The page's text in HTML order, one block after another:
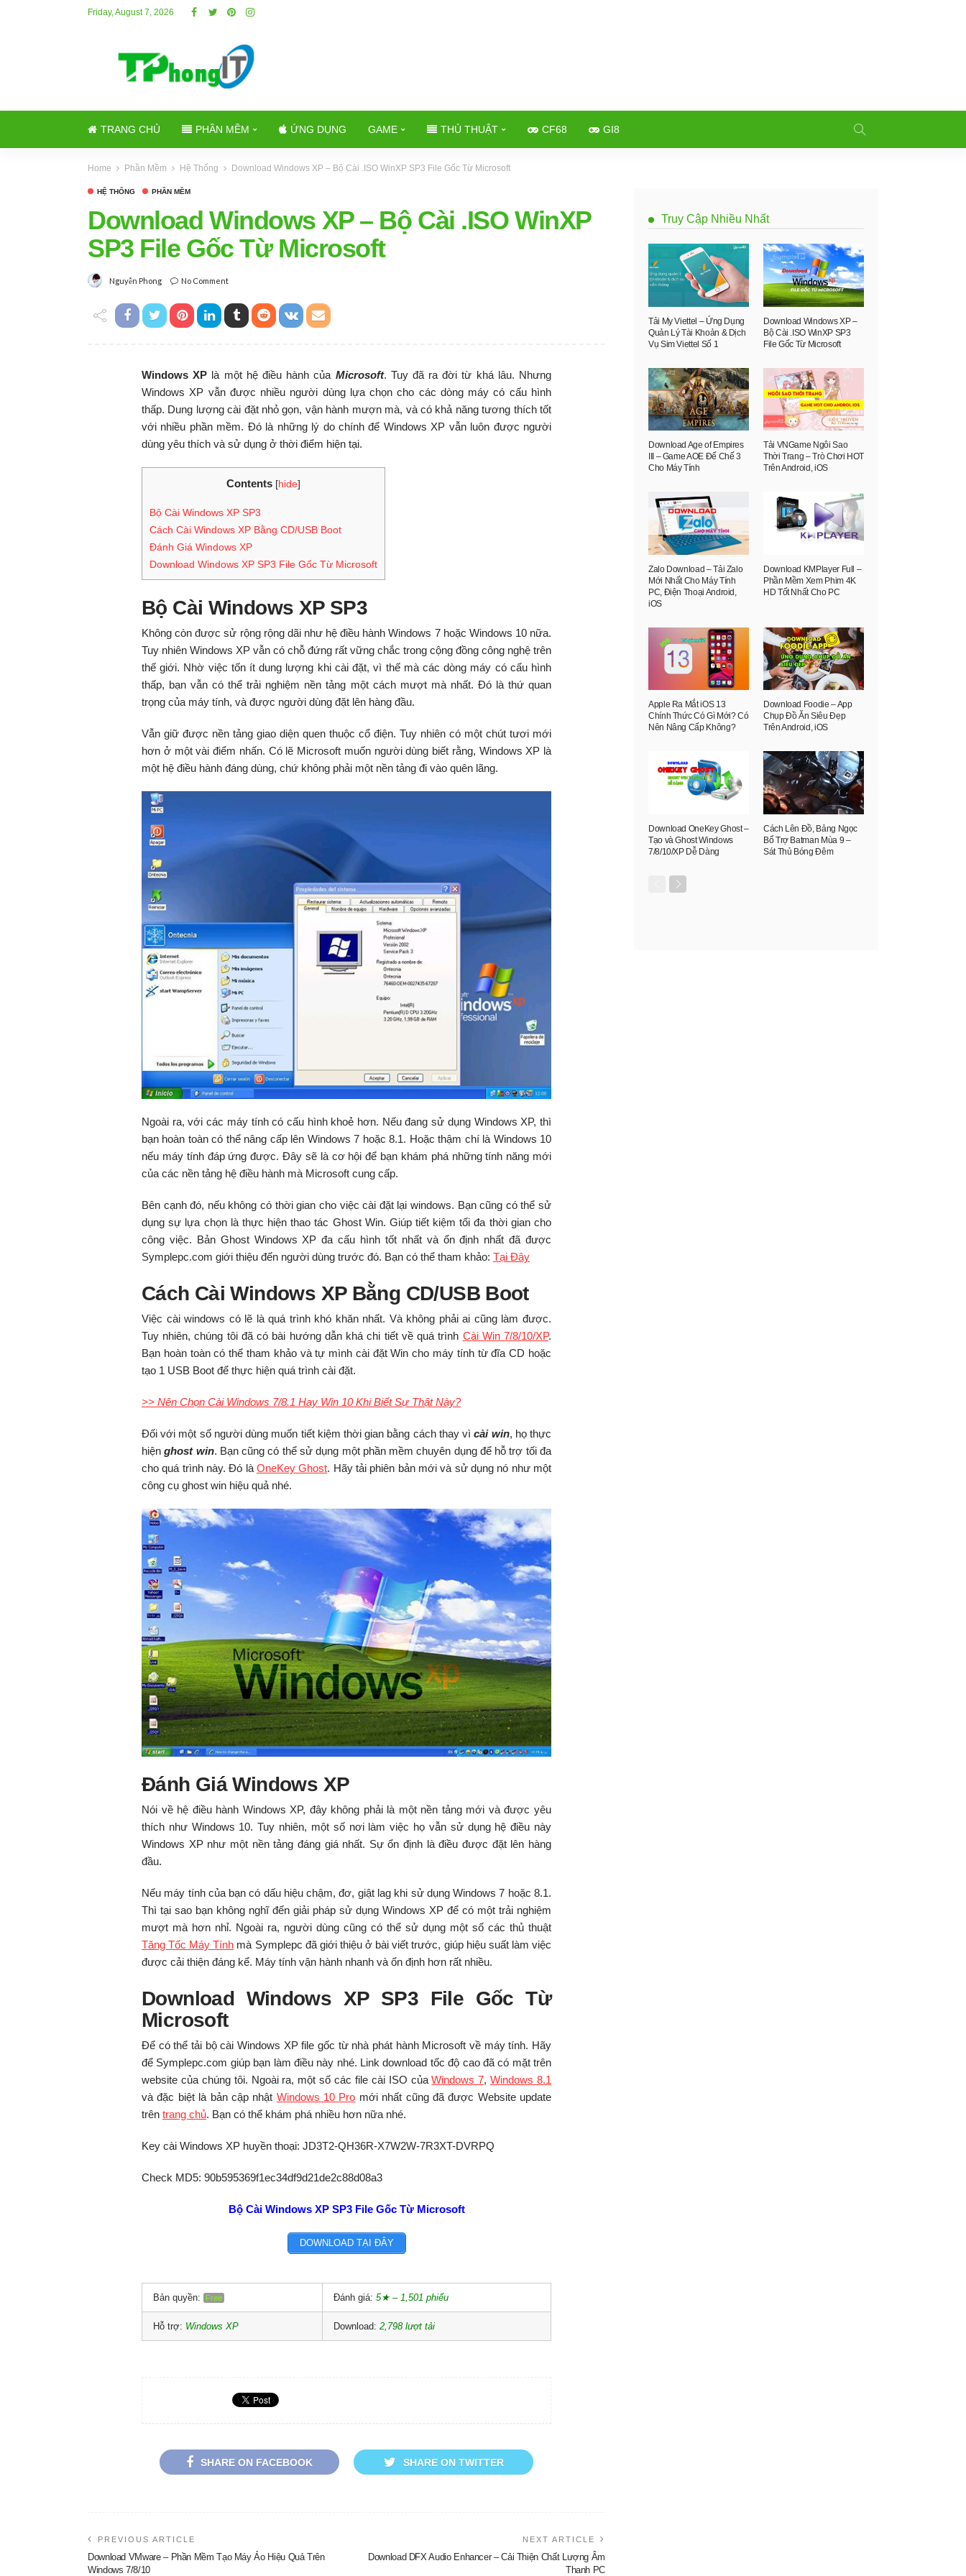
Friday, August 7, 2026
TRANG CHỦ PHẦN MỀM ỨNG DỤNG GAME THỦ THUẬT CF68 GI8
Home Phần Mềm Hệ Thống Download Windows XP – Bộ Cài .ISO WinXP SP3 File Gốc Từ Microsoft
HỆ THỐNG PHẦN MỀM
Download Windows XP – Bộ Cài .ISO WinXP
SP3 File Gốc Từ Microsoft
Nguyễn Phong No Comment
Windows XP là một hệ điều hành của Microsoft. Tuy đã ra đời từ khá lâu. Nhưng
Windows XP vẫn được nhiều người dùng lựa chọn cho các dòng máy có cấu hình
thấp. Dung lượng cài đặt nhỏ gọn, vận hành mượn mà, và có khả năng tương thích tốt
với nhiều phần mềm. Đó là những lý do chính để Windows XP vẫn luôn được người
dùng yêu thích và sử dụng ở thời điểm hiện tại.
Contents [hide]
Bộ Cài Windows XP SP3
Cách Cài Windows XP Bằng CD/USB Boot
Đánh Giá Windows XP
Download Windows XP SP3 File Gốc Từ Microsoft
Bộ Cài Windows XP SP3
Không còn được sử rộng rộng dãi như hệ điều hành Windows 7 hoặc Windows 10 nữa.
Tuy nhiên Windows XP vẫn có chỗ đứng rất vững chắc trong cộng đồng công nghệ trên
thế giới. Nhờ việc tốn ít dung lượng khi cài đặt, vì thế mà các dòng máy có cấu hình
thấp, bạn vẫn có thể trải nghiệm nền tảng một cách mượt mà nhất. Đó là thứ quan
trọng của máy tính, và được người dùng đặt lên hàng đầu.
Vẫn giữ được nền tảng giao diện quen thuộc cổ điện. Tuy nhiên có một chút tươi mới
hơn ở một vài điểm nhấn. Có lẽ Microsoft muốn người dùng biết rằng, Windows XP là
một hệ điều hành đáng dùng, chứ không phải một nền tảng đi vào quên lãng.
Ngoài ra, với các máy tính có cấu hình khoẻ hơn. Nếu đang sử dụng Windows XP, thì
bạn hoàn toàn có thể nâng cấp lên Windows 7 hoặc 8.1. Hoặc thậm chí là Windows 10
nếu máy tính đáp ứng được. Đây sẽ là cơ hội để bạn khám phá những tính năng mới
của các nền tảng hệ điều hành mà Microsoft cung cấp.
Bên cạnh đó, nếu không có thời gian cho việc cài đặt lại windows. Bạn cũng có thể sử
dụng sự lựa chọn là thực hiện thao tác Ghost Win. Giúp tiết kiệm tối đa thời gian cho
công việc. Bản Ghost Windows XP đa cấu hình tốt nhất và ổn định nhất đã được
Symplepc.com giới thiệu đến người dùng trước đó. Bạn có thể tham khảo: Tại Đây
Cách Cài Windows XP Bằng CD/USB Boot
Việc cài windows có lẽ là quá trình khó khăn nhất. Và không phải ai cũng làm được.
Tuy nhiên, chúng tôi đã có bài hướng dẫn khá chi tiết về quá trình Cài Win 7/8/10/XP.
Bạn hoàn toàn có thể tham khảo và tự mình cài đặt Win cho máy tính từ đĩa CD hoặc
tạo 1 USB Boot để thực hiện quá trình cài đặt.
>> Nên Chọn Cài Windows 7/8.1 Hay Win 10 Khi Biết Sự Thật Này?
Đối với một số người dùng muốn tiết kiệm thời gian bằng cách thay vìcài win, họ thực
hiệnghost win. Bạn cũng có thể sử dụng một phần mềm chuyên dụng để hỗ trợ tối đa
cho quá trình này. Đó là OneKey Ghost. Hãy tải phiên bản mới và sử dụng nó như một
công cụ ghost win hiệu quả nhé.
Đánh Giá Windows XP
Nói về hệ điều hành Windows XP, đây không phải là một nền tảng mới và được yêu
thích như Windows 10. Tuy nhiên, một số nơi làm việc họ vẫn sử dụng hệ điều này
Windows XP như một nền tảng đáng giá nhất. Sự ổn định là điều được đặt lên hàng
đầu.
Nếu máy tính của bạn có dấu hiệu chậm, đơ, giật lag khi sử dụng Windows 7 hoặc 8.1.
Thì tại sao bạn không nghĩ đến giải pháp sử dụng Windows XP để có một trải nghiệm
mượt mà hơn nhỉ. Ngoài ra, người dùng cũng có thể sử dụng một số các thủ thuật
Tăng Tốc Máy Tính mà Symplepc đã giới thiệu ở bài viết trước, giúp hiệu suất làm việc
được cải thiện đáng kể. Máy tính vận hành nhanh và ổn định hơn rất nhiều.
Download Windows XP SP3 File Gốc Từ
Microsoft
Để có thể tải bộ cài Windows XP file gốc từ nhà phát hành Microsoft về máy tính. Hãy
để Symplepc.com giúp bạn làm điều này nhé. Link download tốc độ cao đã có mặt trên
website của chúng tôi. Ngoài ra, một số các file cài ISO củaWindows 7,Windows 8.1
và đặc biệt là bản cập nhật Windows 10 Pro mới nhất cũng đã được Website update
trên trang chủ. Bạn có thể khám phá nhiều hơn nữa nhé.
Key cài Windows XP huyền thoại: JD3T2-QH36R-X7W2W-7R3XT-DVRPQ
Check MD5: 90b595369f1ec34df9d21de2c88d08a3
Bộ Cài Windows XP SP3 File Gốc Từ Microsoft
DOWNLOAD TẠI ĐÂY
Bản quyền: Free Đánh giá: 5★ – 1,501 phiếu
Hỗ trợ: Windows XP Download: 2,798 lượt tải
SHARE ON FACEBOOK SHARE ON TWITTER
PREVIOUS ARTICLE
Download VMware – Phần Mềm Tạo Máy Ảo Hiệu Quả Trên
Windows 7/8/10
NEXT ARTICLE
Download DFX Audio Enhancer – Cải Thiện Chất Lượng Âm
Thanh PC
Truy Cập Nhiều Nhất
Tải My Viettel – Ứng Dụng
Quản Lý Tài Khoản & Dịch
Vụ Sim Viettel Số 1
Download Windows XP –
Bộ Cài .ISO WinXP SP3
File Gốc Từ Microsoft
Download Age of Empires
III – Game AOE Đế Chế 3
Cho Máy Tính
Tải VNGame Ngôi Sao
Thời Trang – Trò Chơi HOT
Trên Android, iOS
Zalo Download – Tải Zalo
Mới Nhất Cho Máy Tính
PC, Điện Thoại Android,
iOS
Download KMPlayer Full –
Phần Mềm Xem Phim 4K
HD Tốt Nhất Cho PC
Apple Ra Mắt iOS 13
Chính Thức Có Gì Mới? Có
Nên Nâng Cấp Không?
Download Foodie – App
Chụp Đồ Ăn Siêu Đẹp
Trên Android, iOS
Download OneKey Ghost –
Tạo và Ghost Windows
7/8/10/XP Dễ Dàng
Cách Lên Đồ, Bảng Ngọc
Bổ Trợ Batman Mùa 9 –
Sát Thủ Bóng Đêm